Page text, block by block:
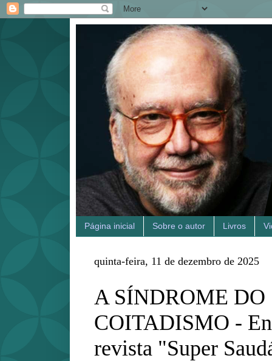
Página inicial Sobre o autor Livros
quinta-feira, 11 de dezembro de 2025
A SÍNDROME DO
COITADISMO -
revista "Super